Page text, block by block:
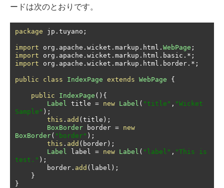
ードは次のとおりです。
package jp . tuyano ;
import org . apache . wicket . markup . html . WebPage ;
import org . apache . wicket . markup . html . basic .*;
import org . apache . wicket . markup . html . border .*;
public class IndexPage extends WebPage {
public IndexPage (){
Label title = new Label ( "title" , "Wicket
Sample" );
this . add ( title );
BoxBorder border = new
BoxBorder( "border" );
this . add ( border );
Label label = new Label ( "label" , "This is
test." );
        border
. add ( label );
}
}